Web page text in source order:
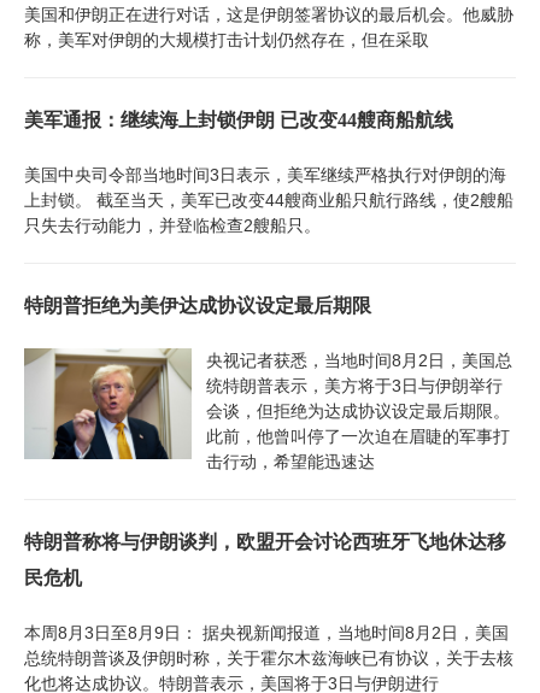
美国和伊朗正在进行对话，这是伊朗签署协议的最后机会。他威胁
称，美军对伊朗的大规模打击计划仍然存在，但在采取
美军通报：继续海上封锁伊朗 已改变44艘商船航线
美国中央司令部当地时间3日表示，美军继续严格执行对伊朗的海
上封锁。 截至当天，美军已改变44艘商业船只航行路线，使2艘船
只失去行动能力，并登临检查2艘船只。
特朗普拒绝为美伊达成协议设定最后期限
央视记者获悉，当地时间8月2日，美国总
统特朗普表示，美方将于3日与伊朗举行
会谈，但拒绝为达成协议设定最后期限。
此前，他曾叫停了一次迫在眉睫的军事打
击行动，希望能迅速达
特朗普称将与伊朗谈判，欧盟开会讨论西班牙飞地休达移
民危机
本周8月3日至8月9日： 据央视新闻报道，当地时间8月2日，美国
总统特朗普谈及伊朗时称，关于霍尔木兹海峡已有协议，关于去核
化也将达成协议。特朗普表示，美国将于3日与伊朗进行